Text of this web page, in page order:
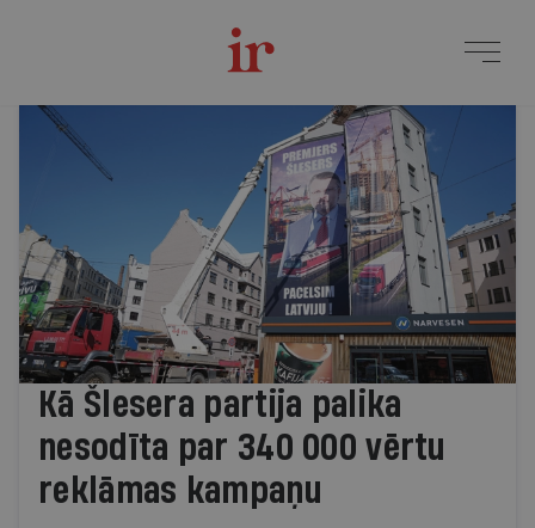
Žurnāls Ir | Svarīgākais
Jaunākie raksti
Kā Šlesera partija palika
nesodīta par 340 000 vērtu
reklāmas kampaņu